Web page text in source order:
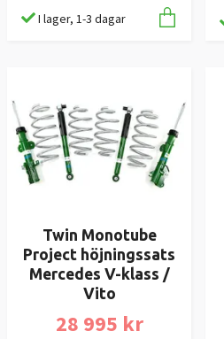
I lager, 1-3 dagar
Twin Monotube
Project höjningssats
Mercedes V-klass /
Vito
28 995 kr